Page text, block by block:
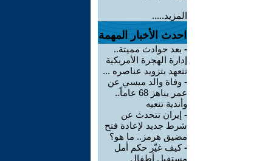
المزيد.....
احدث الأخبار المهمة
- بعد حوادث مميتة..
إدارة الهجرة الأمريكية
تتعهد بتزويد عناصره ...
- وفاة والد ميسي عن
عمر يناهز 68 عاماً..
وأندية تنعيه
- إيران تتحدث عن
شرط جديد لإعادة فتح
مضيق هرمز.. ما هو؟
-كيف غيّر حكم أمل
مستقبل أطفال